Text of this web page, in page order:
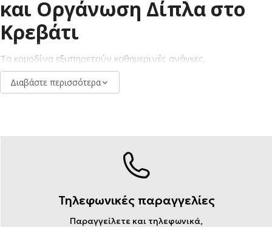
και Οργάνωση Δίπλα στο
Κρεβάτι
Τα κομοδίνα εξυπηρετούν καθημερινές ανάγκες,
προσφέροντας χώρο για αποθήκευση και τοποθέτηση
αντικειμένων όπως φωτιστικά, βιβλία ή προσωπικά είδη. Η
Διαβάστε περισσότερα
Τηλεφωνικές παραγγελίες
Παραγγείλετε και τηλεφωνικά,